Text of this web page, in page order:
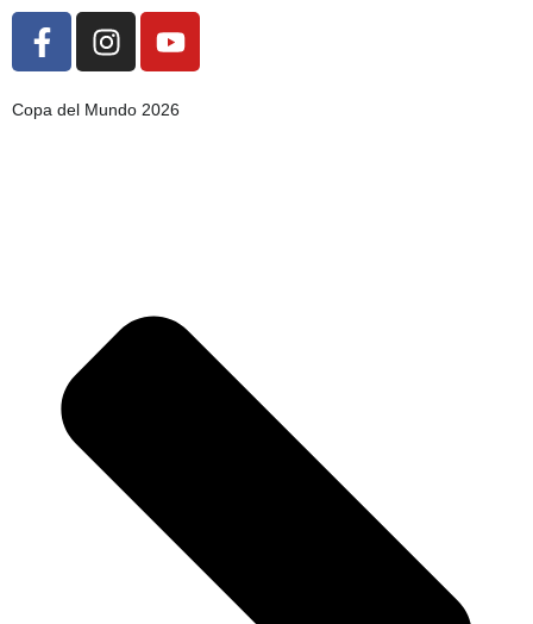
Copa del Mundo 2026